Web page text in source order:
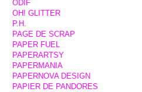
ODIF
OH! GLITTER
P.H.
PAGE DE SCRAP
PAPER FUEL
PAPERARTSY
PAPERMANIA
PAPERNOVA DESIGN
PAPIER DE PANDORES